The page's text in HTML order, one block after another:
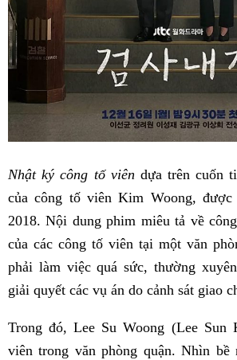
Nhật ký công tố viên dựa trên cuốn
của công tố viên Kim Woong, được
2018. Nội dung phim miêu tả về
của các công tố viên tại một văn
phải làm việc quá sức, thường
giải quyết các vụ án do cảnh sát giao
Trong đó, Lee Su Woong (Lee Sun
viên trong văn phòng quận. Nhìn bề